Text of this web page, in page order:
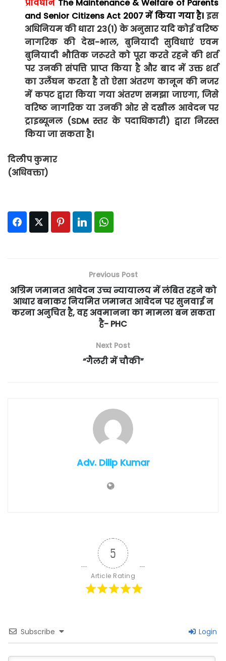
प्रावधान The Maintenance & Welfare of Parents
and Senior Citizens Act 2007 में किया गया है। इस
अधिनियम की धारा 23(1) के अनुसार यदि कोई वरिष्ठ
नागरिक की देख-भाल, बुनियादी सुविधाएं एवम
बुनियादी भौतिक जरूरते को पूरा करते रहने की शर्त
पर उनकी संपत्ति प्राप्त किया है और बाद में उक्त शर्त
का उलँघन करता है तो ऐसा अंतरण कानून की नजर
में कपट द्वारा किया गया अंतरण समझा जाएगा, जिसे
वरिष्ठ नागरिक या उनकी ओर से दखील आवेदन पर
ट्राइब्यूनल (SDM स्तर के पदाधिकारी) द्वारा निरस्त
किया जा सकता है।
दिलीप कुमार
(अधिवक्ता)
FacebookTwitter PinterestLinkedIn
Previous Post
अग्रिम जमानत आवेदन उच्च न्यायालय में लंबित रहने को
आधार बनाकर नियमित जमानत आवेदन पर सुनवाई न
करना अनुचित है, वह अवमानना का मामला बन सकता
है- PHC
Next Post
“गैलरी में चौकी”
Adv. Dilip Kumar
5
Article Rating
Subscribe Login